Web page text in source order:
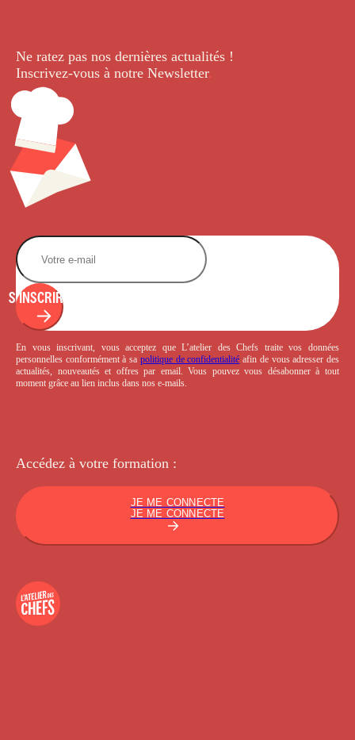
Ne ratez pas nos dernières actualités !
Inscrivez-vous à notre Newsletter.
S'INSCRIRE
En vous inscrivant, vous acceptez que L’atelier des Chefs traite vos données
personnelles conformément à sa politique de confidentialité afin de vous adresser des
actualités, nouveautés et offres par email. Vous pouvez vous désabonner à tout
moment grâce au lien inclus dans nos e-mails.
Accédez à votre formation :
JE ME CONNECTE
JE ME CONNECTE